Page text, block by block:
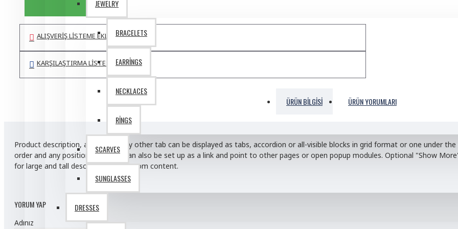
Sarah Bell
Anti-Dandruff Shampoo
Body Scrub
Gym Wear
Hydrating Face Cream
JEWELRY
BRACELETS
EARRINGS
NECKLACES
RINGS
SCARVES
SUNGLASSES
DRESSES
ALIŞVERIŞ LISTEME EKLE
KARŞILAŞTIRMA LISTESINE EKLE
ÜRÜN BILGISI ÜRÜN YORUMLARI
Product description, along with any other tab can be displayed as tabs, accordion or all-visible blocks in grid format or one under
order and any position. Each tab can also be set up as a link and point to other pages or open popup modules. Optional "Show
for large and tall descriptions or custom content.
YORUM YAP
Adınız